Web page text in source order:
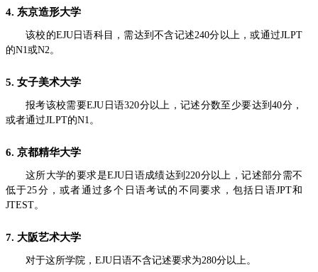
4. 东京造形大学
该校的EJU日语科目，需达到不含记述240分以上，或通过JLPT
的N1或N2。
5. 女子美术大学
报考该校需要EJU日语320分以上，记述分数至少要达到40分，
或者通过JLPT的N1。
6. 京都精华大学
这所大学的要求是EJU日语成绩达到220分以上，记述部分需不
低于25分，或者通过多个日语考试的不同要求，包括日语JPT和
JTEST。
7. 大阪艺术大学
对于这所学院，EJU日语不含记述要求为280分以上。